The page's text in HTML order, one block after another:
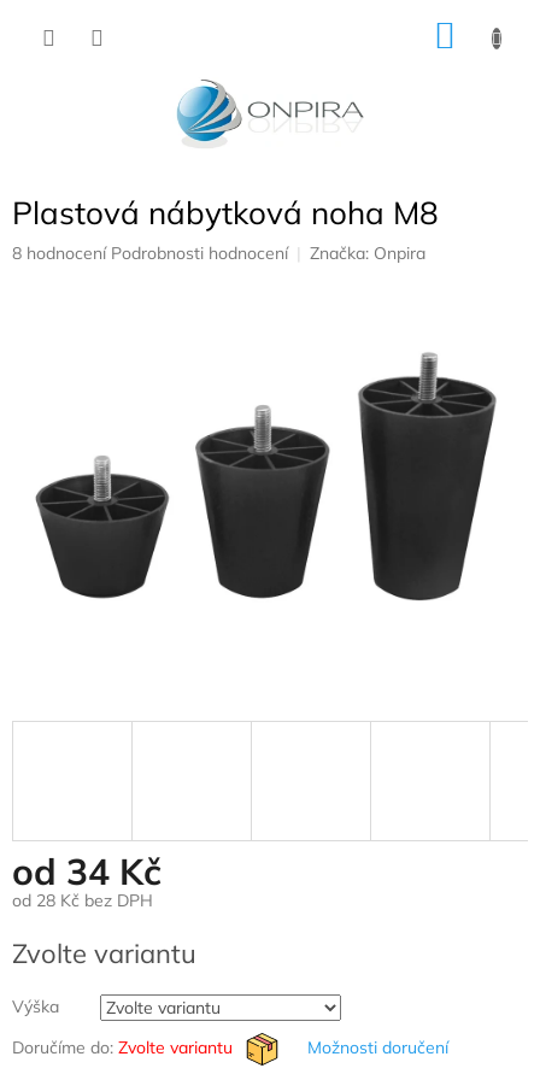
Plastová nábytková noha M8
Průměrné
8 hodnocení Podrobnosti hodnocení Značka: Onpira
od 34 Kč
od 28 Kč bez DPH
cena:
Zvolte variantu
Výška
Doručíme do: Zvolte variantu Možnosti doručení